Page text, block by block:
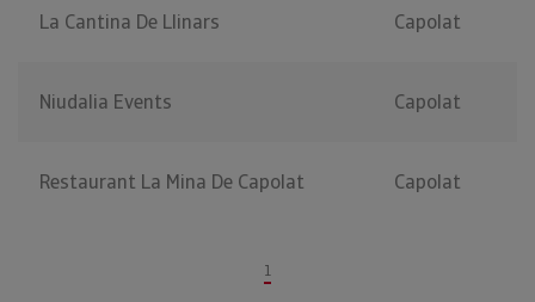
La Cantina De Llinars Capolat
Niudalia Events Capolat
Restaurant La Mina De Capolat Capolat
1